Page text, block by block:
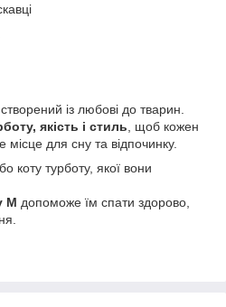
із любові до тварин.
якість і стиль , щоб кожен
для сну та відпочинку.
коту турботу, якої вони
M допоможе їм спати здорово,